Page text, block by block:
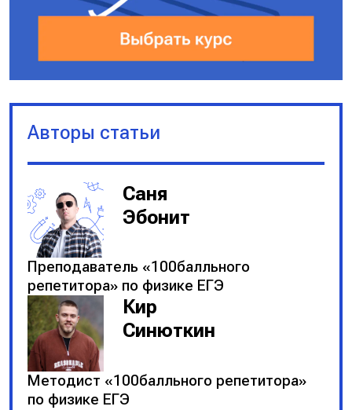
Авторы статьи
Саня
Эбонит
Преподаватель «100балльного
репетитора» по физике ЕГЭ
Кир
Синюткин
Методист «100балльного репетитора»
по физике ЕГЭ